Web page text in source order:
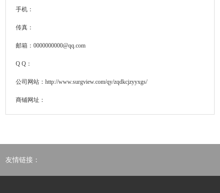
手机：
传真：
邮箱：0000000000@qq.com
Q Q：
公司网站：http://www.surgview.com/qy/zqdkcjzyyxgs/
商铺网址：
友情链接：